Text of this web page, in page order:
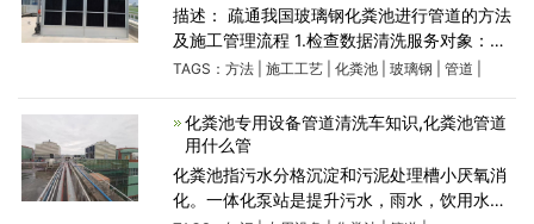
描述： 疏通我国玻璃钢化粪池进行管道的方法
及施工管理流程 1.检查数据清洗服务对象：宾
馆、饭店、住宅的下水系统管道和设备问题不
互连接的管道
TAGS： 方法| 施工工艺| 化粪池| 玻璃钢 管道
化粪池专用设备管道清洗车知识,化粪池管道
用什么管
化粪池指污水分格沉淀和污泥处理槽小厌氧消
化。一体化泵站是提升污水，雨水，饮用水，